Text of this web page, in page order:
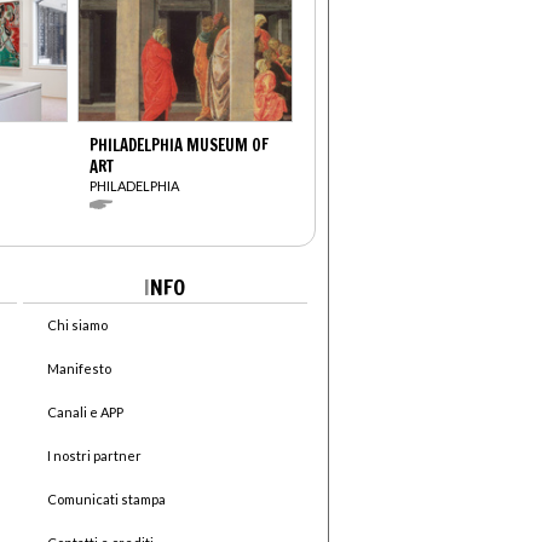
PHILADELPHIA MUSEUM OF
ART
PHILADELPHIA
INFO
Chi siamo
Manifesto
Canali e APP
I nostri partner
Comunicati stampa